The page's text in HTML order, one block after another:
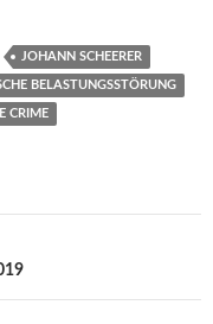
JOHANN SCHEERER
BELASTUNGSSTÖRUNG
CRIME